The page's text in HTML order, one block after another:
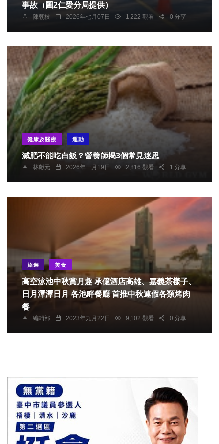
事故（圖2仁愛分局提供）
陳朝枝 2026年七月07日 1,222 觀看 0 分享
健康及醫療 運動
減肥不能吃白飯？營養師揭3個常見迷思
林獻元 2026年一月19日 2,816 觀看 1 分享
旅遊 美食
高空泳池中秋賞月趣 承億酒店高雄、嘉義茶樣子、
日月潭潭日月 各池畔餐廳 首推中秋連假各類烤肉
餐
編輯部 2023年九月22日 9,102 觀看 0 分享